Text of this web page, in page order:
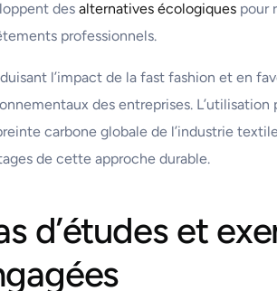
des alternatives écologiques pour
professionnels.
l’impact de la fast fashion et en
des entreprises.
carbone globale de l’industrie
de cette approche durable.
d’études et